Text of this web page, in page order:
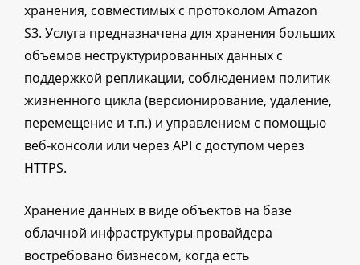
хранения, совместимых с протоколом Amazon
S3. Услуга предназначена для хранения больших
объемов неструктурированных данных с
поддержкой репликации, соблюдением политик
жизненного цикла (версионирование, удаление,
перемещение и т.п.) и управлением с помощью
веб-консоли или через API с доступом через
HTTPS.
Хранение данных в виде объектов на базе
облачной инфраструктуры провайдера
востребовано бизнесом, когда есть